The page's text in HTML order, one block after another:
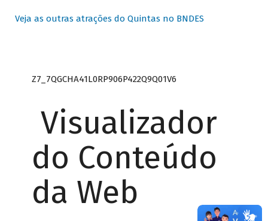
Veja as outras atrações do Quintas no BNDES
Z7_7QGCHA41L0RP906P422Q9Q01V6
Visualizador
do Conteúdo
da Web